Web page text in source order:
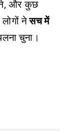
और कुछ
नेसच में
चुना।